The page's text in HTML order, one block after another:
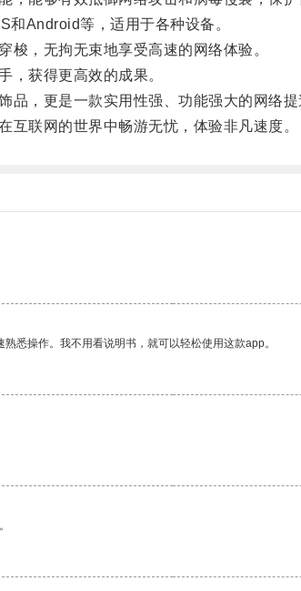
Android等，适用于各种设备。
，无拘无束地享受高速的网络体验。
获得更高效的成果。
，更是一款实用性强、功能强大的网络提
联网的世界中畅游无忧，体验非凡速度。
悉操作。我不用看说明书，就可以轻松使用这款app。